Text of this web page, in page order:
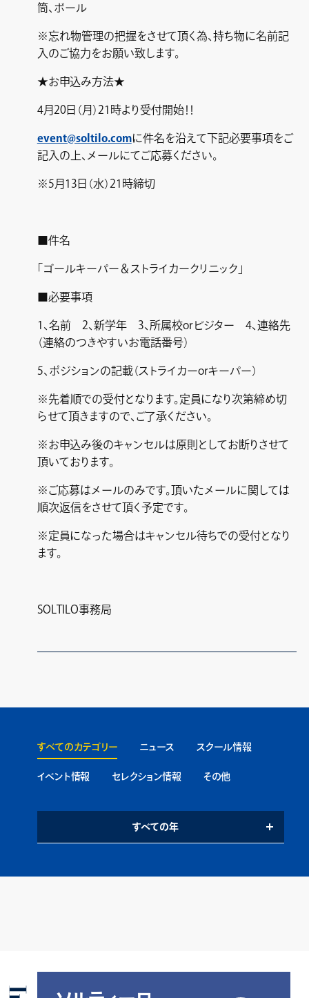
筒、ボール
※忘れ物管理の把握をさせて頂く為、持ち物に名前記
入のご協力をお願い致します。
★お申込み方法★
4月20日（月）21時より受付開始！！
event@soltilo.comに件名を沿えて下記必要事項をご
記入の上、メールにてご応募ください。
※5月13日（水）21時締切
■件名
「ゴールキーパー＆ストライカークリニック」
■必要事項
1、名前 2、新学年 3、所属校orビジター 4、連絡先
（連絡のつきやすいお電話番号）
5、ポジションの記載（ストライカーorキーパー）
※先着順での受付となります。定員になり次第締め切
らせて頂きますので、ご了承ください。
※お申込み後のキャンセルは原則としてお断りさせて
頂いております。
※ご応募はメールのみです。頂いたメールに関しては
順次返信をさせて頂く予定です。
※定員になった場合はキャンセル待ちでの受付となり
ます。
SOLTILO事務局
すべてのカテゴリー ニュース スクール情報
イベント情報 セレクション情報 その他
すべての年